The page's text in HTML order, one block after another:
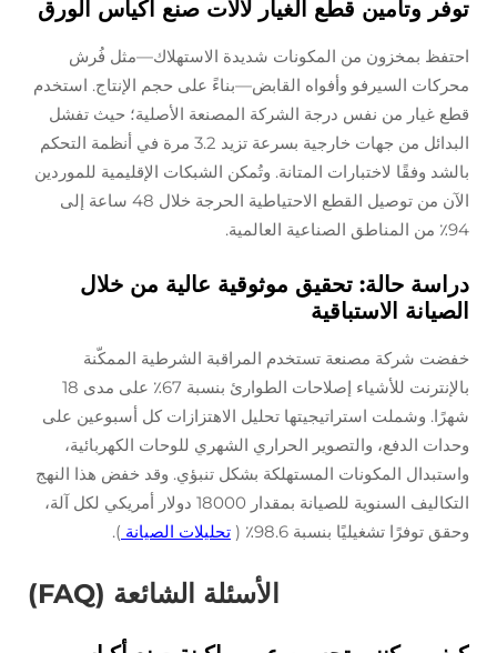
توفر وتأمين قطع الغيار لآلات صنع أكياس الورق
احتفظ بمخزون من المكونات شديدة الاستهلاك—مثل فُرش
محركات السيرفو وأفواه القابض—بناءً على حجم الإنتاج. استخدم
قطع غيار من نفس درجة الشركة المصنعة الأصلية؛ حيث تفشل
البدائل من جهات خارجية بسرعة تزيد 3.2 مرة في أنظمة التحكم
بالشد وفقًا لاختبارات المتانة. وتُمكن الشبكات الإقليمية للموردين
الآن من توصيل القطع الاحتياطية الحرجة خلال 48 ساعة إلى
94٪ من المناطق الصناعية العالمية.
دراسة حالة: تحقيق موثوقية عالية من خلال
الصيانة الاستباقية
خفضت شركة مصنعة تستخدم المراقبة الشرطية الممكّنة
بالإنترنت للأشياء إصلاحات الطوارئ بنسبة 67٪ على مدى 18
شهرًا. وشملت استراتيجيتها تحليل الاهتزازات كل أسبوعين على
وحدات الدفع، والتصوير الحراري الشهري للوحات الكهربائية،
واستبدال المكونات المستهلكة بشكل تنبؤي. وقد خفض هذا النهج
التكاليف السنوية للصيانة بمقدار 18000 دولار أمريكي لكل آلة،
وحقق توفرًا تشغيليًا بنسبة 98.6٪ (
تحليلات الصيانة ).
الأسئلة الشائعة (FAQ)